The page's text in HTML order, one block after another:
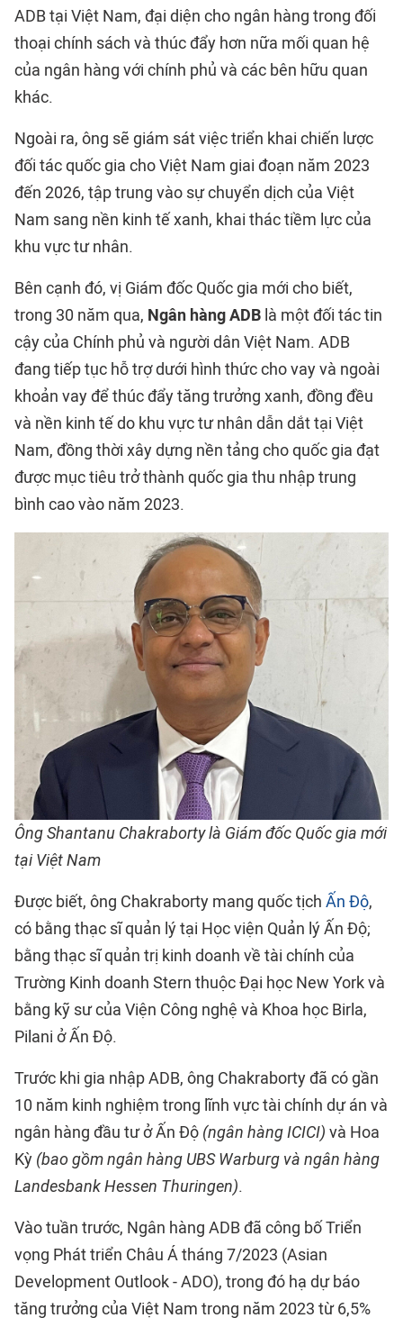
ADB tại Việt Nam, đại diện cho ngân hàng trong đối
thoại chính sách và thúc đẩy hơn nữa mối quan hệ
của ngân hàng với chính phủ và các bên hữu quan
khác.
Ngoài ra, ông sẽ giám sát việc triển khai chiến lược
đối tác quốc gia cho Việt Nam giai đoạn năm 2023
đến 2026, tập trung vào sự chuyển dịch của Việt
Nam sang nền kinh tế xanh, khai thác tiềm lực của
khu vực tư nhân.
Bên cạnh đó, vị Giám đốc Quốc gia mới cho biết,
trong 30 năm qua, Ngân hàng ADB là một đối tác tin
cậy của Chính phủ và người dân Việt Nam. ADB
đang tiếp tục hỗ trợ dưới hình thức cho vay và ngoài
khoản vay để thúc đẩy tăng trưởng xanh, đồng đều
và nền kinh tế do khu vực tư nhân dẫn dắt tại Việt
Nam, đồng thời xây dựng nền tảng cho quốc gia đạt
được mục tiêu trở thành quốc gia thu nhập trung
bình cao vào năm 2023.
Ông Shantanu Chakraborty là Giám đốc Quốc gia mới
tại Việt Nam
Được biết, ông Chakraborty mang quốc tịch Ấn Độ,
có bằng thạc sĩ quản lý tại Học viện Quản lý Ấn Độ;
bằng thạc sĩ quản trị kinh doanh về tài chính của
Trường Kinh doanh Stern thuộc Đại học New York và
bằng kỹ sư của Viện Công nghệ và Khoa học Birla,
Pilani ở Ấn Độ.
Trước khi gia nhập ADB, ông Chakraborty đã có gần
10 năm kinh nghiệm trong lĩnh vực tài chính dự án và
ngân hàng đầu tư ở Ấn Độ (ngân hàng ICICI) và Hoa
Kỳ (bao gồm ngân hàng UBS Warburg và ngân hàng
Landesbank Hessen Thuringen).
Vào tuần trước, Ngân hàng ADB đã công bố Triển
vọng Phát triển Châu Á tháng 7/2023 (Asian
Development Outlook - ADO), trong đó hạ dự báo
tăng trưởng của Việt Nam trong năm 2023 từ 6,5%